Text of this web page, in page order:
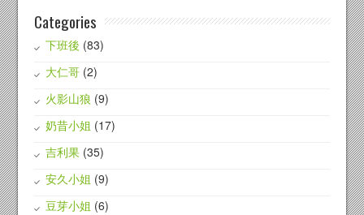
Categories
下班後 (83)
大仁哥 (2)
火影山狼 (9)
奶昔小姐 (17)
吉利果 (35)
安久小姐 (9)
豆芽小姐 (6)